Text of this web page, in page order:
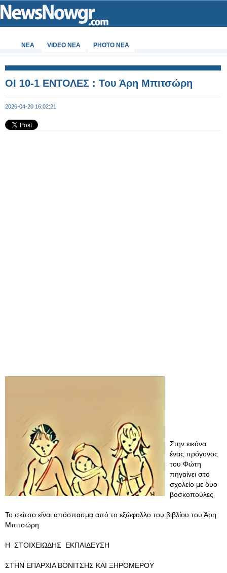
ΝΕΑ VIDEO NEA PHOTO NEA
ΟΙ 10-1 ΕΝΤΟΛΕΣ : Του Άρη Μπιτσώρη
2026-04-20 16:02:21
Στην εικόνα
ένας πρόγονος
του Φώτη
πηγαίνει στο
σχολείο με δυο
βοσκοπούλες
Το σκίτσο είναι απόσπασμα από το εξώφυλλο του βιβλίου του Άρη
Μπιτσώρη
Η ΣΤΟΙΧΕΙΩΔΗΣ ΕΚΠΑΙΔΕΥΣΗ
ΣΤΗΝ ΕΠΑΡΧΙΑ ΒΟΝΙΤΣΗΣ ΚΑΙ ΞΗΡΟΜΕΡΟΥ